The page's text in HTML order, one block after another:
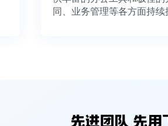
同、业务管理等各方面